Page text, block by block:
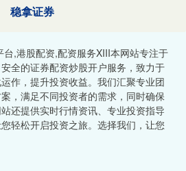
稳拿证券
,港股配资,配资服务XIII‌本网站专注于
全的证券配资炒股开户服务，致力于
作，提升投资收益。我们汇聚专业团
，满足不同投资者的需求，同时确保
还提供实时行情资讯、专业投资指导
轻松开启投资之旅。选择我们，让您